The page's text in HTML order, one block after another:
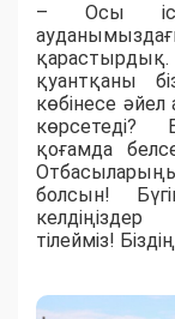
– Осы іс-
қуантқаны
көбінесе
көрсетеді?
қоғамда
болсын!
тілейміз!